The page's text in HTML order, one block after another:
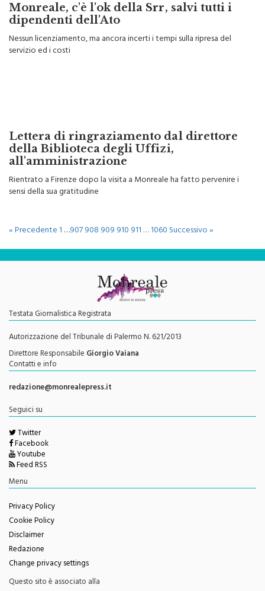
Monreale, c'è l'ok della Srr, salvi tutti i
dipendenti dell'Ato
Nessun licenziamento, ma ancora incerti i tempi sulla ripresa del
servizio ed i costi
Lettera di ringraziamento dal direttore
della Biblioteca degli Uffizi,
all'amministrazione
Rientrato a Firenze dopo la visita a Monreale ha fatto pervenire i
sensi della sua gratitudine
« Precedente1…907908909910911…1060Successivo »
Testata Giornalistica Registrata
Autorizzazione del Tribunale di Palermo N. 621/2013
Direttore Responsabile Giorgio Vaiana
Contatti e info
redazione@monrealepress.it
Seguici su
Twitter
Facebook
Youtube
Feed RSS
Menu
Privacy Policy
Cookie Policy
Disclaimer
Redazione
Change privacy settings
Questo sito è associato alla